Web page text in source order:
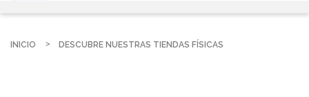
INICIO DESCUBRE NUESTRAS TIENDAS FÍSICAS